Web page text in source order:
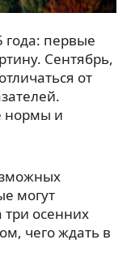
года: первые
Сентябрь,
от
нормы и
могут
три осенних
чего ждать в